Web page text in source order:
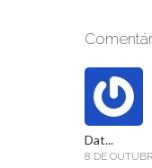
Dat...
8 DE